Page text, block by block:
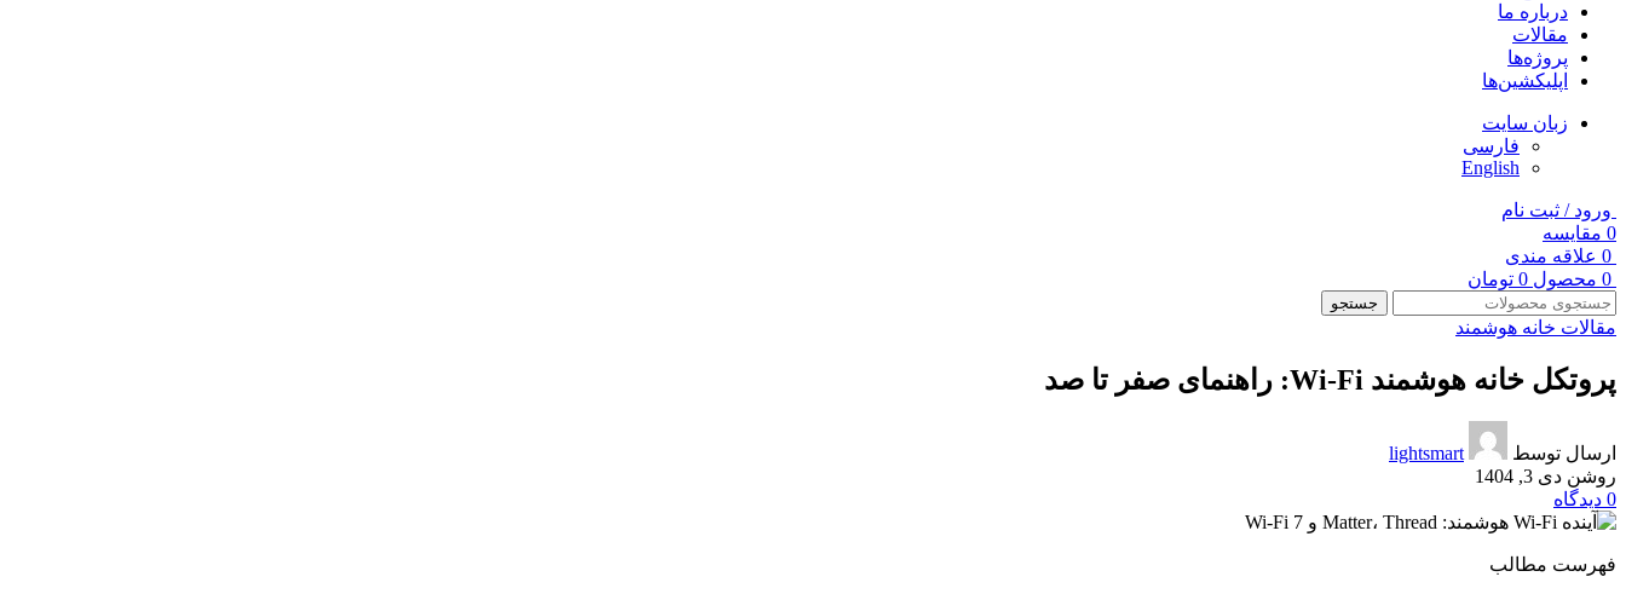
درباره ما
مقالات
پروژه‌ها
اپلیکشین‌ها
زبان سایت
فارسی
English
ورود / ثبت نام
0 مقایسه
0 علاقه مندی
0 محصول 0 تومان
جستجو
مقالات خانه هوشمند
پروتکل خانه هوشمند Wi-Fi: راهنمای صفر تا صد
ارسال توسط
lightsmart
روشن دی 3, 1404
0 دیدگاه
فهرست مطالب